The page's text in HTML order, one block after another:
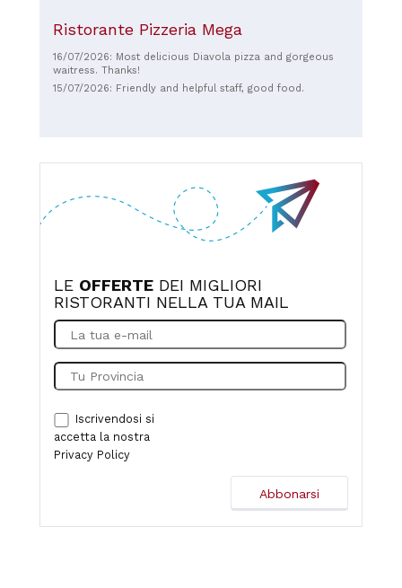
Ristorante Pizzeria Mega
16/07/2026: Most delicious Diavola pizza and gorgeous
waitress. Thanks!
15/07/2026: Friendly and helpful staff, good food.
LE OFFERTE DEI MIGLIORI
RISTORANTI NELLA TUA MAIL
Iscrivendosi si
accetta la nostra
Privacy Policy